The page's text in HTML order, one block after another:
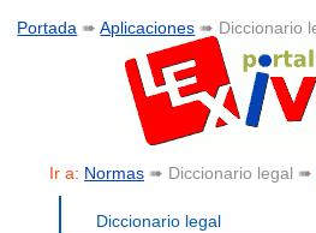
Portada ➠Aplicaciones ➠ Diccionario
Ir a: Normas ➠ Diccionario legal ➠
Diccionario legal